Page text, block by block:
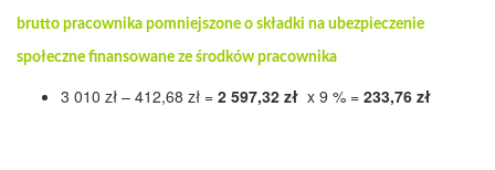
brutto pracownika pomniejszone o składki na ubezpieczenie
społeczne finansowane ze środków pracownika
3 010 zł – 412,68 zł = 2 597,32 zł x 9 % = 233,76 zł